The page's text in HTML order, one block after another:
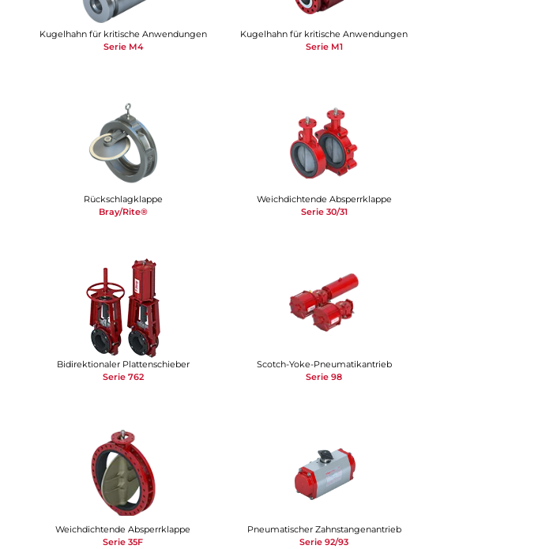
Kugelhahn für kritische Anwendungen
Serie M4
Kugelhahn für kritische Anwendungen
Serie M1
Rückschlagklappe
Bray/Rite®
Weichdichtende Absperrklappe
Serie 30/31
Bidirektionaler Plattenschieber
Serie 762
Scotch-Yoke-Pneumatikantrieb
Serie 98
Weichdichtende Absperrklappe
Serie 35F
Pneumatischer Zahnstangenantrieb
Serie 92/93